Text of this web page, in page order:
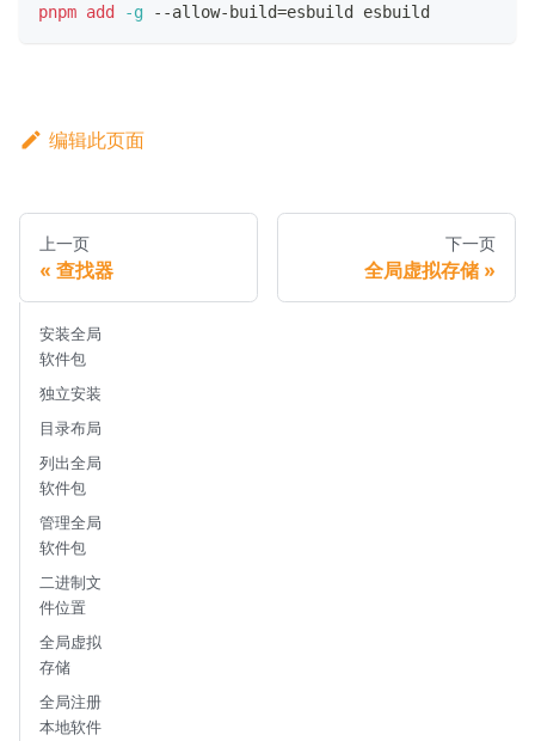
pnpm add -g --allow-build=esbuild esbuild
编辑此页面
上一页
查找器
下一页
全局虚拟存储
安装全局
软件包
独立安装
目录布局
列出全局
软件包
管理全局
软件包
二进制文
件位置
全局虚拟
存储
全局注册
本地软件